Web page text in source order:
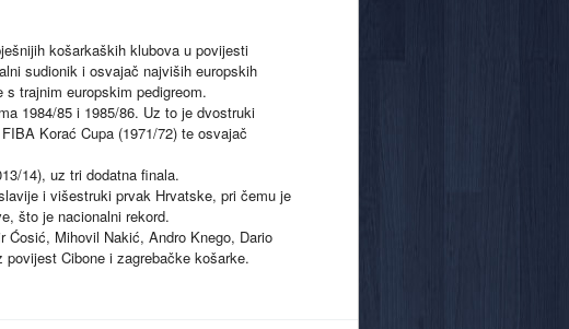
košarkaških klubova u povijesti
sudionik i osvajač najviših europskih
trajnim europskim pedigreom.
1984/85 i 1985/86. Uz to je dvostruki
Korać Cupa (1971/72) te osvajač
14), uz tri dodatna finala.
i višestruki prvak Hrvatske, pri čemu je
što je nacionalni rekord.
Mihovil Nakić, Andro Knego, Dario
Cibone i zagrebačke košarke.